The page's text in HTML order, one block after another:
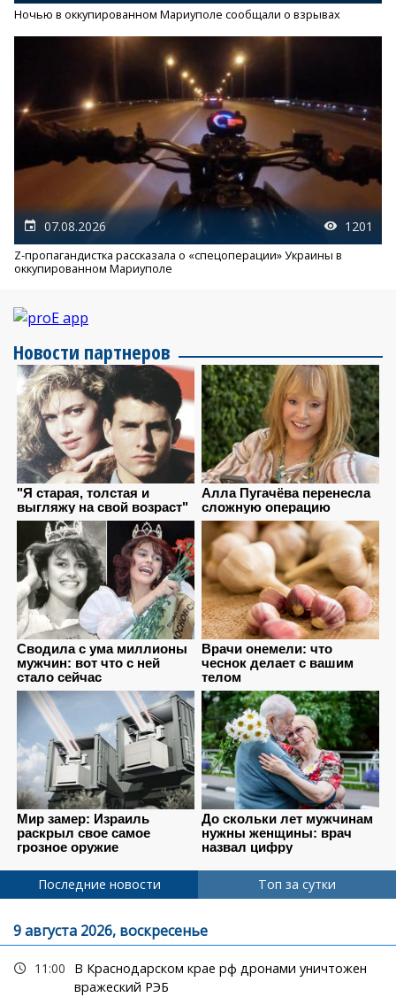
Ночью в оккупированном Мариуполе сообщали о взрывах
07.08.2026 1201
Z-пропагандистка рассказала о «спецоперации» Украины в
оккупированном Мариуполе
Новости партнеров
Последние новости Топ за сутки
9 августа 2026, воскресенье
11:00
В Краснодарском крае рф дронами уничтожен
вражеский РЭБ